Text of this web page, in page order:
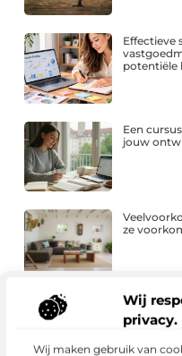
Wij
privacy.
Wij maken gebruik van
Effectieve
potentiële
Een
jouw
ze
Leer